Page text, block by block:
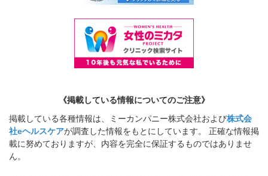
《掲載している情報についてのご注意》
掲載している各種情報は、ミーカンパニー株式会社および株式会
社eヘルスケアが調査した情報をもとにしています。 正確な情報掲
載に努めておりますが、内容を完全に保証するものではありませ
ん。